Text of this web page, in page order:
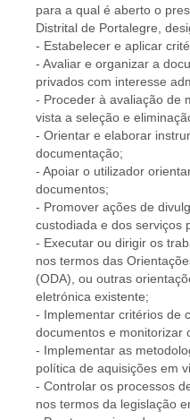
para a qual é aberto o
Distrital de Portalegre,
- Estabelecer e aplicar
- Avaliar e organizar a
privados com interesse
- Proceder à avaliação de
vista a seleção e
- Orientar e elaborar
documentação;
- Apoiar o utilizador
documentos;
- Promover ações de
custodiada e dos serviços
- Executar ou dirigir os
nos termos das
(ODA), ou outras
eletrónica existente;
- Implementar critérios de
documentos e monitorizar
- Implementar as
política de aquisições em
- Controlar os processos
nos termos da legislação